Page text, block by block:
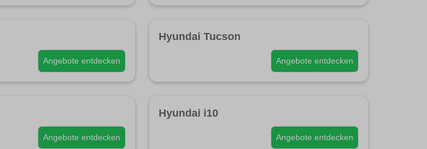
Angebote entdecken
Hyundai Tucson
Angebote entdecken
Angebote entdecken
Hyundai i10
Angebote entdecken